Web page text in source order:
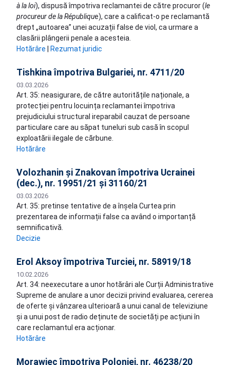
à la loi), dispusă împotriva reclamantei de către procuror (le
procureur de la République), care a calificat-o pe reclamantă
drept „autoarea” unei acuzații false de viol, ca urmare a
clasării plângerii penale a acesteia.
Hotărâre
Rezumat juridic
Tishkina împotriva Bulgariei, nr. 4711/20
03.03.2026
Art. 35: neasigurare, de către autoritățile naționale, a
protecției pentru locuința reclamantei împotriva
prejudiciului structural ireparabil cauzat de persoane
particulare care au săpat tuneluri sub casă în scopul
exploatării ilegale de cărbune.
Hotărâre
Volozhanin și Znakovan împotriva Ucrainei
(dec.), nr. 19951/21 și 31160/21
03.03.2026
Art. 35: pretinse tentative de a înșela Curtea prin
prezentarea de informații false ca având o importanță
semnificativă.
Decizie
Erol Aksoy împotriva Turciei, nr. 58919/18
10.02.2026
Art. 34: neexecutare a unor hotărâri ale Curții Administrative
Supreme de anulare a unor decizii privind evaluarea, cererea
de oferte și vânzarea ulterioară a unui canal de televiziune
și a unui post de radio deținute de societăți pe acțiuni în
care reclamantul era acționar.
Hotărâre
Morawiec împotriva Poloniei, nr. 46238/20